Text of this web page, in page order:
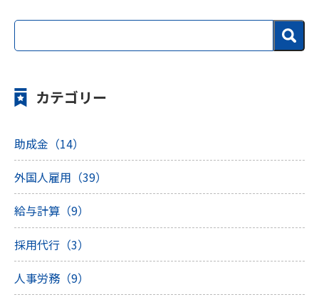
カテゴリー
助成金（14）
外国人雇用（39）
給与計算（9）
採用代行（3）
人事労務（9）